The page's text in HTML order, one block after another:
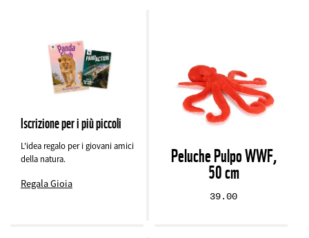
Iscrizione per i più piccoli
L'idea regalo per i giovani amici
della natura.
Regala Gioia
Peluche Pulpo WWF,
50 cm
39.00